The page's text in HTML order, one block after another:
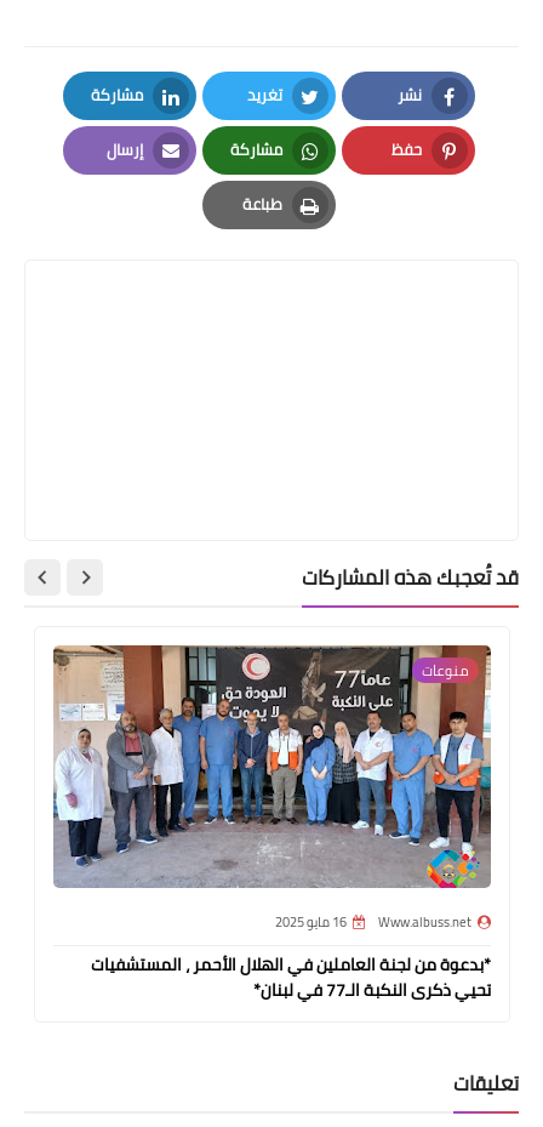
نشر
Facebook
تغريد
Twitter
مشاركة
LinkedIn
حفظ
Pinterest
مشاركة
Whatsapp
إرسال
Email
طباعة
Print
قد تُعجبك هذه المشاركات
منوعات
Www.albuss.net 16 مايو 2025
*بدعوة من لجنة العاملين في الهلال الأحمر ، المستشفيات
تحيي ذكرى النكبة الـ77 في لبنان*
تعليقات